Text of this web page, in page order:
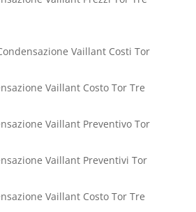
Vaillant Costi Tor
Vaillant Costo Tor Tre
Vaillant Preventivo Tor
Vaillant Preventivi Tor
Vaillant Costo Tor Tre